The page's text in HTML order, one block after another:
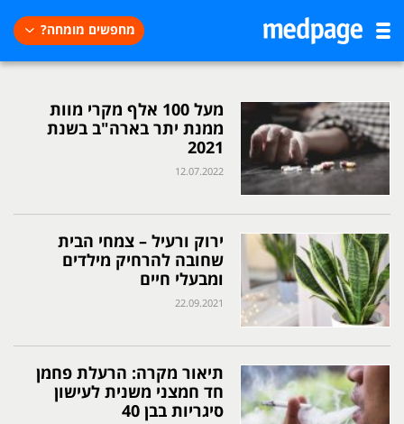
מחפשים מומחה?
מעל 100 אלף מקרי מוות
ממנת יתר בארה"ב בשנת
2021
12.07.2022
ירוק ורעיל – צמחי הבית
שחובה להרחיק מילדים
ומבעלי חיים
22.09.2021
תיאור מקרה: הרעלת פחמן
חד חמצני משנית לעישון
סיגריות בבן 40